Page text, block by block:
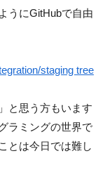
うにGitHubで自由
staging tree
と思う方もいます
ラミングの世界で
とは今日では難し